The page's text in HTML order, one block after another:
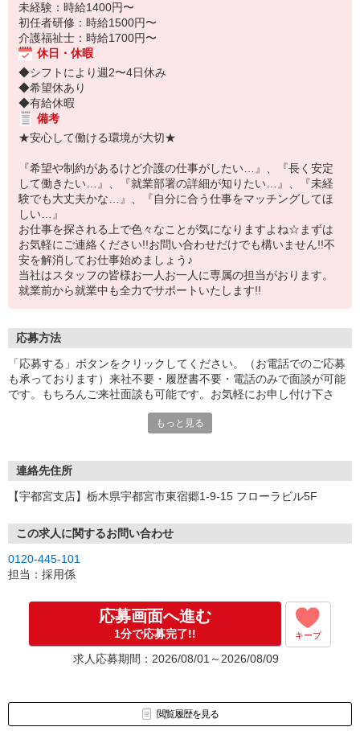
未経験：時給1400円〜
初任者研修：時給1500円〜
介護福祉士：時給1700円〜
休日・休暇
◆シフトにより週2〜4日休み
◆希望休あり
◆有給休暇
備考
★安心して働ける環境が大切★
『希望や制約があるけど介護の仕事がしたい…』、『長く安定
して働きたい…』、『就業部署の詳細が知りたい…』、『未経
験でも大丈夫かな…』、『自分に合う仕事をマッチングしてほ
しい…』
お仕事を探される上で色々なことが気になりますよね☆まずは
お気軽にご連絡ください!!お問い合わせだけでも構いません!!不
安を解消してお仕事始めましょう♪
当社はスタッフの皆様お一人お一人に専属の担当がおります。
就業前から就業中も全力でサポートいたします!!
応募方法
「応募する」ボタンをクリックしてください。（お電話でのご応募
も承っております）来社不要・履歴書不要・電話のみで面談が可能
です。もちろんご来社面談も可能です。お気軽にお申し付け下さ
もっと見る
連絡先住所
【宇都宮支店】栃木県宇都宮市東宿郷1-9-15 フローラビル5F
この求人に関するお問い合わせ
0120-445-101
担当：採用係
応募画面へ進む
1分で応募完了!! キープ
求人応募期間：2026/08/01～2026/08/09
閲覧履歴を見る